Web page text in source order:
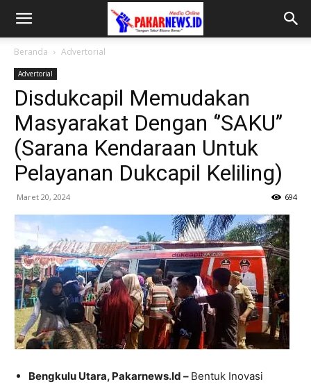
Beranda Advertorial
Advertorial
Disdukcapil Memudakan
Masyarakat Dengan ‘’SAKU’’
(Sarana Kendaraan Untuk
Pelayanan Dukcapil Keliling)
Maret 20, 2024 694
Bengkulu Utara, Pakarnews.Id – Bentuk Inovasi